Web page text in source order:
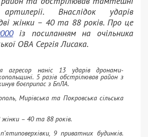
Внаслідок ударів
жінки – 40 та 88 років. Про це
із посиланням на очільника
ОВА Сергія Лисака.
агресор наніс 13 ударів дронами-
5 разів обстрілював район з
боєприпас з БпЛА.
Мирівська та Покровська сільська
– 40 та 88 років.
9 приватних будинків.